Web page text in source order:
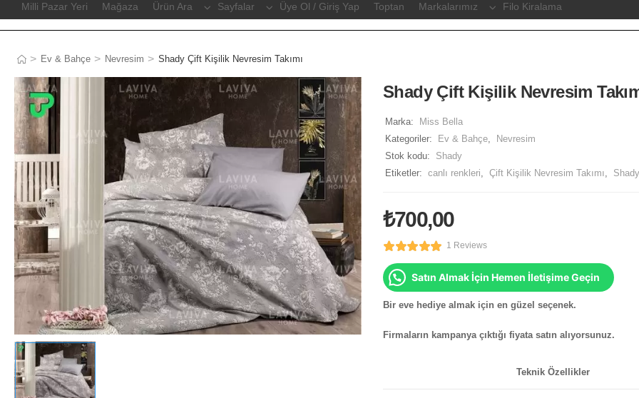
Milli Pazar Yeri Mağaza Ürün Ara Sayfalar Üye Ol / Giriş Yap Toptan Markalarımız Filo Kiralama
> Ev & Bahçe > Nevresim > Shady Çift Kişilik Nevresim Takımı
Shady Çift Kişilik Nevresim
Marka:
Miss Bella
Kategoriler:
Ev & Bahçe,
Nevresim
Stok kodu:
Shady
Etiketler: canlı renkleri, Çift Kişilik Nevresim Takımı, Shady
₺700,00
1 Reviews
Satın Almak İçin Hemen İletişime Geçin
Bir eve hediye almak için en güzel seçenek.
Firmaların kampanya çıktığı fiyata satın alıyorsunuz.
Teknik Özellikler